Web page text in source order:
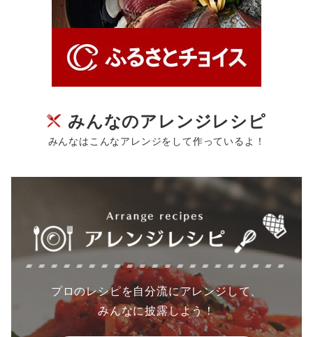
みんなのアレンジレシピ
みんなはこんなアレンジをして作っているよ！
プロのレシピを自分流にアレンジして、
みんなに披露しよう！